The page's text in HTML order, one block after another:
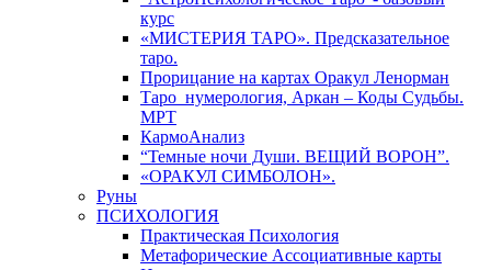
курс
«МИСТЕРИЯ ТАРО». Предсказательное
таро.
Прорицание на картах Оракул Ленорман
Таро_нумерология, Аркан – Коды Судьбы.
МРТ
КармоАнализ
“Темные ночи Души. ВЕЩИЙ ВОРОН”.
«ОРАКУЛ СИМБОЛОН».
Руны
ПСИХОЛОГИЯ
Практическая Психология
Метафорические Ассоциативные карты